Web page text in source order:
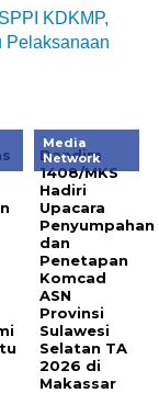
KDKMP,
Pelaksanaan
Media
Network
Dandim
1408/MKS
Hadiri
Upacara
Penyumpahan
dan
Penetapan
Komcad
ASN
Provinsi
Sulawesi
Selatan TA
2026 di
Makassar